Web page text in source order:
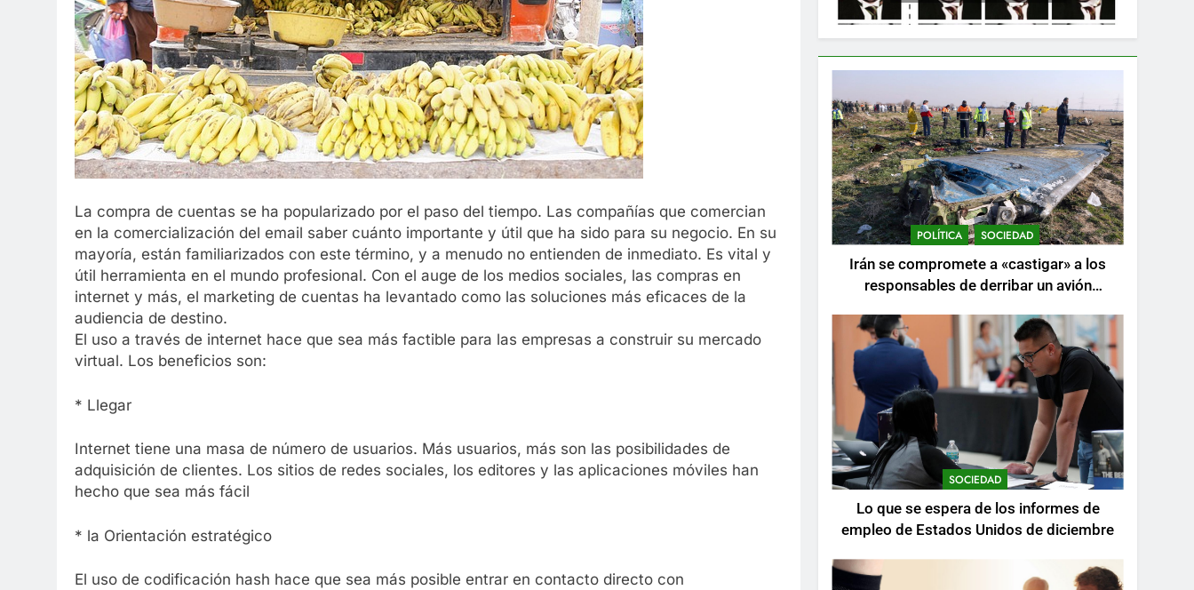
La compra de cuentas se ha popularizado por el paso del tiempo. Las compañías que comercian
en la comercialización del email saber cuánto importante y útil que ha sido para su negocio. En su
mayoría, están familiarizados con este término, y a menudo no entienden de inmediato. Es vital y
útil herramienta en el mundo profesional. Con el auge de los medios sociales, las compras en
internet y más, el marketing de cuentas ha levantado como las soluciones más eficaces de la
audiencia de destino.
El uso a través de internet hace que sea más factible para las empresas a construir su mercado
virtual. Los beneficios son:
* Llegar
Internet tiene una masa de número de usuarios. Más usuarios, más son las posibilidades de
adquisición de clientes. Los sitios de redes sociales, los editores y las aplicaciones móviles han
hecho que sea más fácil
* la Orientación estratégico
El uso de codificación hash hace que sea más posible entrar en contacto directo con
POLÍTICA SOCIEDAD
Irán se compromete a «castigar» a los
responsables de derribar un avión
SOCIEDAD
Lo que se espera de los informes de
empleo de Estados Unidos de diciembre